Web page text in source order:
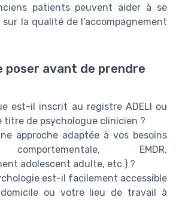
patients peuvent aider à se
la qualité de l’accompagnement
poser avant de prendre
est-il inscrit au registre ADELI ou
titre de psychologue clinicien ?
approche adaptée à vos besoins
EMDR,
adolescent adulte, etc.) ?
est-il facilement accessible
ou votre lieu de travail à